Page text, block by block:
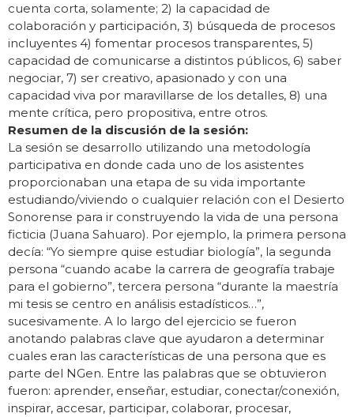
cuenta corta, solamente; 2) la capacidad de
colaboración y participación, 3) búsqueda de procesos
incluyentes 4) fomentar procesos transparentes, 5)
capacidad de comunicarse a distintos públicos, 6) saber
negociar, 7) ser creativo, apasionado y con una
capacidad viva por maravillarse de los detalles, 8) una
mente crítica, pero propositiva, entre otros.
Resumen de la discusión de la sesión:
La sesión se desarrollo utilizando una metodología
participativa en donde cada uno de los asistentes
proporcionaban una etapa de su vida importante
estudiando/viviendo o cualquier relación con el Desierto
Sonorense para ir construyendo la vida de una persona
ficticia (Juana Sahuaro). Por ejemplo, la primera persona
decía: “Yo siempre quise estudiar biología”, la segunda
persona “cuando acabe la carrera de geografía trabaje
para el gobierno”, tercera persona “durante la maestría
mi tesis se centro en análisis estadísticos…”,
sucesivamente. A lo largo del ejercicio se fueron
anotando palabras clave que ayudaron a determinar
cuales eran las características de una persona que es
parte del NGen. Entre las palabras que se obtuvieron
fueron: aprender, enseñar, estudiar, conectar/conexión,
inspirar, accesar, participar, colaborar, procesar,